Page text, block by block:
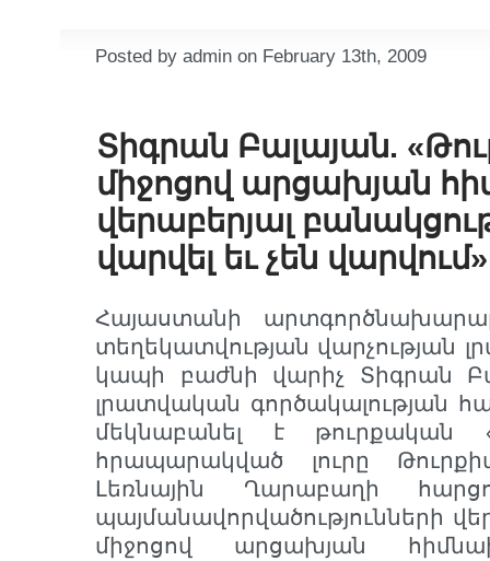
Posted by admin on February 13th, 2009
Տիգրան Բալայան.
միջոցով արցախյան
վերաբերյալ
վարվել եւ չեն վարվում»
Հայաստանի
տեղեկատվության վարչության
կապի բաժնի վարիչ Տիգրան
լրատվական գործակալության
մեկնաբանել է թուրքական
հրապարակված լուրը
Լեռնային Ղարաբաղի
պայմանավորվածությունների
միջոցով արցախյան